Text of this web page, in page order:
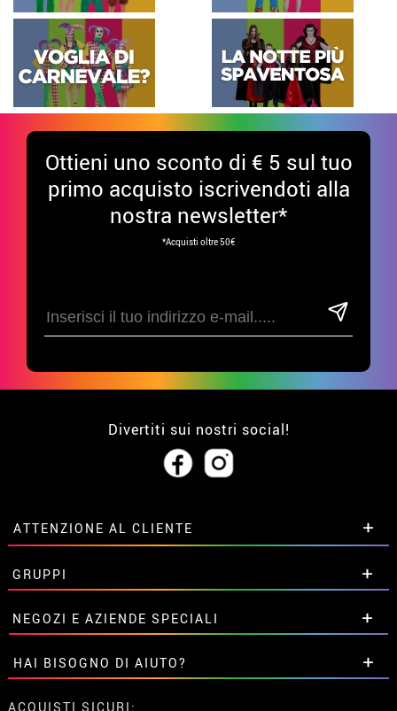
Ottieni uno sconto di € 5 sul tuo
primo acquisto iscrivendoti alla
nostra newsletter*
*Acquisti oltre 50€
Divertiti sui nostri social!
ATTENZIONE AL CLIENTE
• Su di noi
• Condizioni di vendita
• Avviso legale privacy
• Attenzione al cliente
• Utilizzo dei cookies
•Impostazioni dei cookie
GRUPPI
Sconti speciali per gruppi.
Contattaci qui
NEGOZI E AZIENDE SPECIALI
Sconti speciali per gruppi.
Contattaci qui
HAI BISOGNO DI AIUTO?
Non ho ancora fatto l'ordine
ACQUISTI SICURI: